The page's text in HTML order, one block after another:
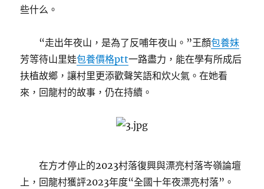
些什么。
“走出年夜山，是為了反哺年夜山。”王顏包養妹
芳等待山里娃包養價格ptt一路盡力，能在學有所成后
扶植故鄉，讓村里更添歡聲笑語和炊火氣。在她看
來，回龍村的故事，仍在持續。
在方才停止的2023村落復興與漂亮村落岑嶺論壇
上，回龍村獲評2023年度“全國十年夜漂亮村落”。